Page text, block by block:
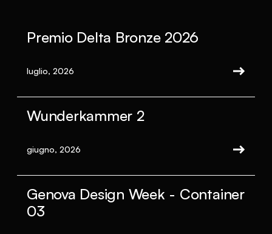
Premio Delta Bronze 2026
luglio, 2026
Wunderkammer 2
giugno, 2026
Genova Design Week - Container
03